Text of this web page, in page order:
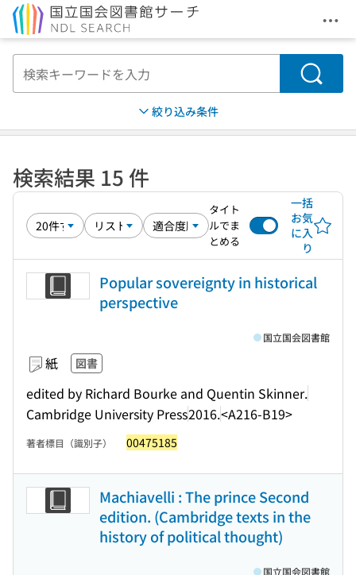
メ
検索
絞り込み条件
検索結果 15 件
タイト
ルでま
とめる
一括
お気
に入
り
Popular sovereignty in historical
perspective
紙 図書
edited by Richard Bourke and Quentin Skinner.
Cambridge University Press2016.<A216-B19>
国立国会図書館
著者標目（識別子） 00475185
Machiavelli : The prince Second
edition. (Cambridge texts in the
history of political thought)
国立国会図書館